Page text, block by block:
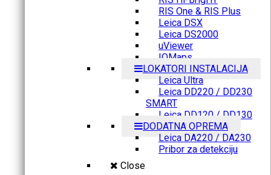
RIS One & RIS Plus
Leica DSX
Leica DS2000
uViewer
IQMaps
LOKATORI INSTALACIJA
Leica Ultra
Leica DD220 / DD230
SMART
Leica DD120 / DD130
DODATNA OPREMA
Leica DA220 / DA230
Pribor za detekciju
Close